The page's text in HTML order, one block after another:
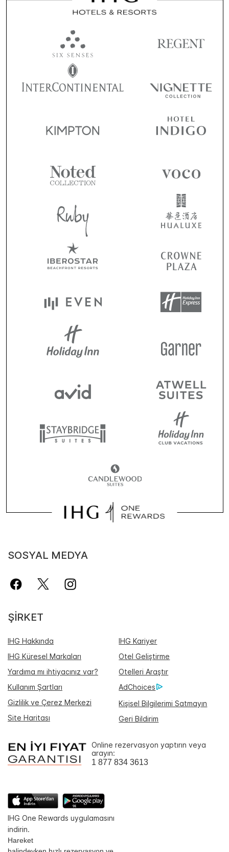
SOSYAL MEDYA
ŞIRKET
IHG Hakkında
IHG Kariyer
IHG Küresel Markaları
Otel Geliştirme
Yardıma mı ihtiyacınız var?
Otelleri Araştır
Kullanım Şartları
AdChoices
Gizlilik ve Çerez Merkezi
Kişisel Bilgilerimi Satmayın
Site Haritası
Geri Bildirim
Online rezervasyon yaptırın veya
arayın:
1 877 834 3613
IHG One Rewards uygulamasını
indirin.
Hareket